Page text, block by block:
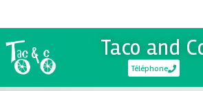
Taco and
Téléphone